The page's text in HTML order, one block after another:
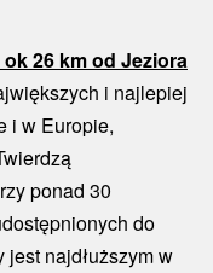
26 km od Jeziora
i najlepiej
i w Europie,
ponad 30
do
najdłuższym w